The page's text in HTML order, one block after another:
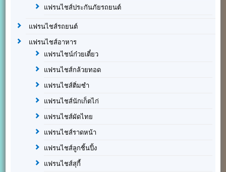
แฟรนไชส์ประกันภัยรถยนต์
แฟรนไชส์รถยนต์
แฟรนไชส์อาหาร
แฟรนไชน์ก๋วยเตี๋ยว
แฟรนไชส์กล้วยทอด
แฟรนไชส์ติ่มซำ
แฟรนไชส์นักเก็ตไก่
แฟรนไชส์ผัดไทย
แฟรนไชส์ราดหน้า
แฟรนไชส์ลูกชิ้นปิ้ง
แฟรนไชส์สุกี้